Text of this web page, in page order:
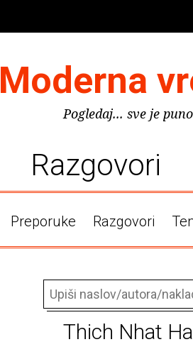
Moderna
Pogledaj... sve je
Razgovori
Preporuke Razgovori
Thich Nhat